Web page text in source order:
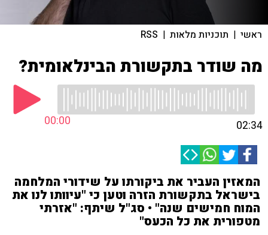
ראשי | תוכניות מלאות |
RSS
מה שודר בתקשורת הבינלאומית?
00:00 02:34
המאזין העביר את ביקורתו על שידורי המלחמה
בישראל בתקשורת הזרה וטען כי "עיוותו לנו את
המוח חמישים שנה" • סג"ל שיתף: "אזרתי
מטפורית את כל הכעס"